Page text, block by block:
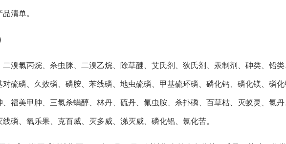
清单。
氯丙烷、杀虫脒、二溴乙烷、除草醚、艾氏剂、狄氏剂、汞制剂、砷类、铅
硫磷、久效磷、磷胺、苯线磷、地虫硫磷、甲基硫环磷、磷化钙、磷化镁、磷
福美甲胂、三氯杀螨醇、林丹、硫丹、氟虫胺、杀扑磷、百草枯、灭蚁灵、氯
磷、氧乐果、克百威、灭多威、涕灭威、磷化铝、氯化苦。